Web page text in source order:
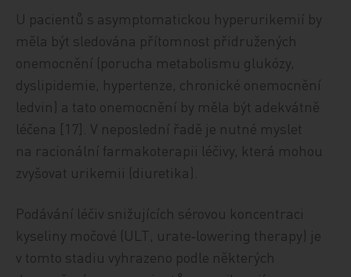
U pacientů s asymptomatickou hyperurikemií by
měla být sledována přítomnost přidružených
onemocnění (porucha metabolismu glukózy,
dyslipidemie, hypertenze, chronické onemocnění
ledvin) a tato onemocnění by měla být adekvátně
léčena [17]. V neposlední řadě je nutné myslet
na racionální farmakoterapii léčivy, která mohou
zvyšovat urikemii (diuretika).
Podávání léčiv snižujících sérovou koncentraci
kyseliny močové (ULT, urate‑lowering therapy) je
v tomto stadiu vyhrazeno podle některých